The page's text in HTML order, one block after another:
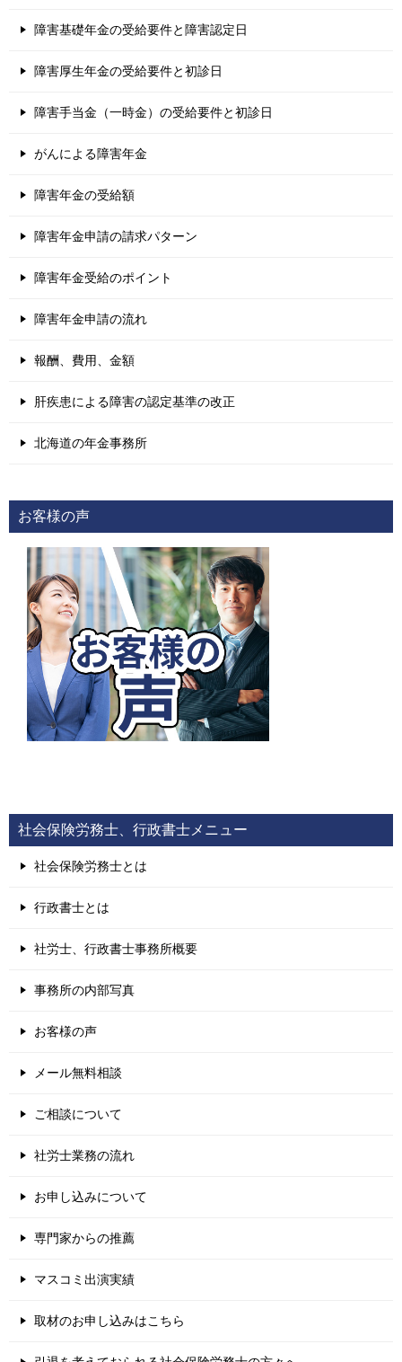
障害基礎年金の受給要件と障害認定日
障害厚生年金の受給要件と初診日
障害手当金（一時金）の受給要件と初診日
がんによる障害年金
障害年金の受給額
障害年金申請の請求パターン
障害年金受給のポイント
障害年金申請の流れ
報酬、費用、金額
肝疾患による障害の認定基準の改正
北海道の年金事務所
お客様の声
社会保険労務士、行政書士メニュー
社会保険労務士とは
行政書士とは
社労士、行政書士事務所概要
事務所の内部写真
お客様の声
メール無料相談
ご相談について
社労士業務の流れ
お申し込みについて
専門家からの推薦
マスコミ出演実績
取材のお申し込みはこちら